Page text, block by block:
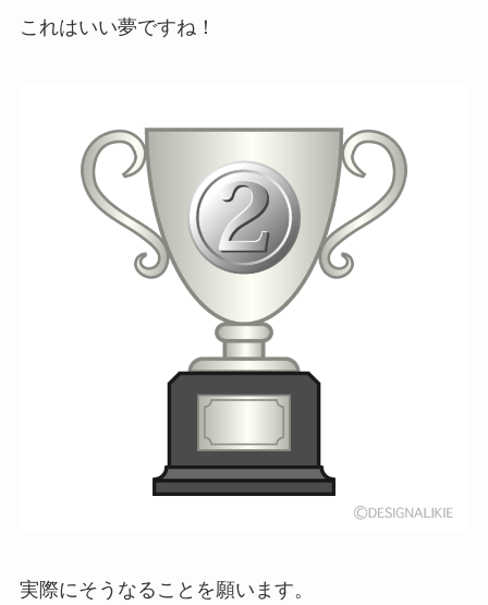
これはいい夢ですね！
実際にそうなることを願います。